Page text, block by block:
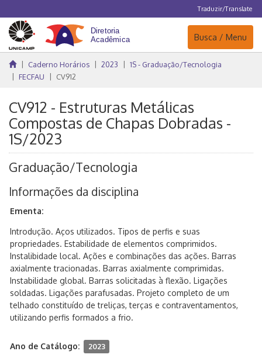
Traduzir/Translate
Navegação
Busca / Menu
Caderno Horários 2023
1S - Graduação/Tecnologia
FECFAU
CV912
CV912 - Estruturas Metálicas
Compostas de Chapas Dobradas -
1S/2023
Graduação/Tecnologia
Informações da disciplina
Ementa:
Introdução. Aços utilizados. Tipos de perfis e suas
propriedades. Estabilidade de elementos comprimidos.
Instalibidade local. Ações e combinações das ações. Barras
axialmente tracionadas. Barras axialmente comprimidas.
Instabilidade global. Barras solicitadas à flexão. Ligações
soldadas. Ligações parafusadas. Projeto completo de um
telhado constituído de treliças, terças e contraventamentos,
utilizando perfis formados a frio.
Ano de Catálogo: 2023